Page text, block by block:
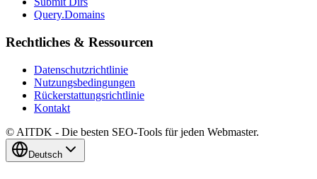
Query.Domains
Rechtliches & Ressourcen
Datenschutzrichtlinie
Nutzungsbedingungen
Rückerstattungsrichtlinie
Kontakt
© AITDK - Die besten SEO-Tools für jeden Webmaster.
Deutsch